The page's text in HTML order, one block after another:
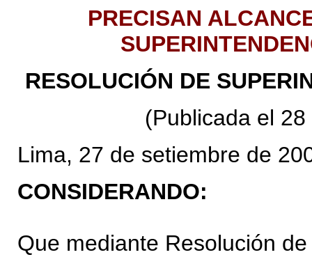
PRECISAN
RESOLUCIÓN DE
(Publicada el
Lima, 27 de setiembre de
CONSIDERANDO:
Que mediante Resolución